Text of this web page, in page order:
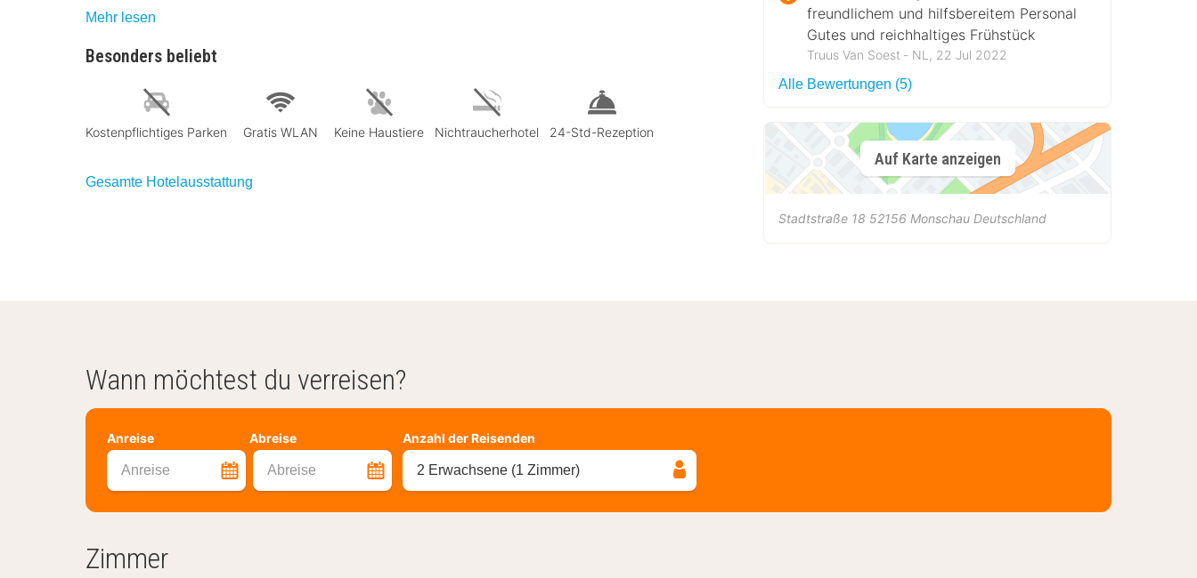
Mehr lesen
Besonders beliebt
Kostenpflichtiges Parken Gratis WLAN Keine Haustiere Nichtraucherhotel 24-Std-Rezeption
Gesamte Hotelausstattung
freundlichem und hilfsbereitem Personal
Gutes und reichhaltiges Frühstück
Truus Van Soest ‐ NL, 22 Jul 2022
Alle Bewertungen (5)
Auf Karte anzeigen
Stadtstraße 18 52156 Monschau Deutschland
Wann möchtest du verreisen?
Anreise Abreise
Anreise Abreise
Anzahl der Reisenden
2 Erwachsene (1 Zimmer)
Zimmer